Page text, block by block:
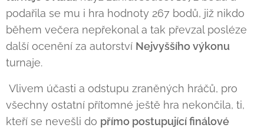
podařila se mu i hra hodnoty 267 bodů, již nikdo
během večera nepřekonal a tak převzal posléze
další ocenění za autorství Nejvyššího výkonu
turnaje.
Vlivem účasti a odstupu zraněných hráčů, pro
všechny ostatní přítomné ještě hra nekončila, ti,
kteří se nevešli do přímo postupující finálové